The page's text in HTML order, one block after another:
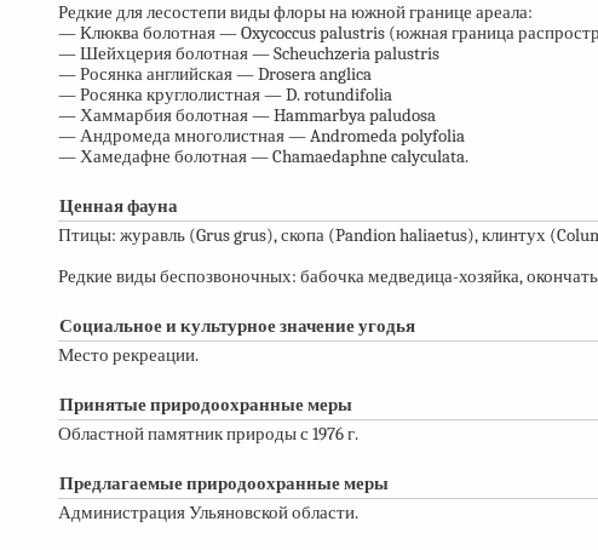
Редкие для лесостепи виды флоры на южной границе ареала:
— Клюква болотная — Oxycoccus palustris (южная граница
— Шейхцерия болотная — Scheuchzeria palustris
— Росянка английская — Drosera anglica
— Росянка круглолистная — D. rotundifolia
— Хаммарбия болотная — Hammarbya paludosa
— Андромеда многолистная — Andromeda polyfolia
— Хамедафне болотная — Chamaedaphne calyculata.
Ценная фауна
Птицы: журавль (Grus grus), скопа (Pandion haliaetus), клинтух
Редкие виды беспозвоночных: бабочка медведица-хозяйка,
Социальное и культурное значение угодья
Место рекреации.
Принятые природоохранные меры
Областной памятник природы с 1976 г.
Предлагаемые природоохранные меры
Администрация Ульяновской области.